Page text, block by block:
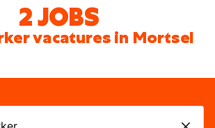
2 JOBS
vacatures in Mortsel